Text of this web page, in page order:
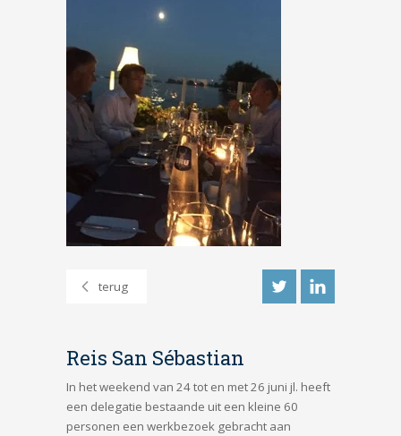
terug
Reis San Sébastian
In het weekend van 24 tot en met 26 juni jl. heeft
een delegatie bestaande uit een kleine 60
personen een werkbezoek gebracht aan